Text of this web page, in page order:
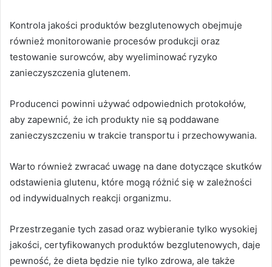
Kontrola jakości produktów bezglutenowych obejmuje
również monitorowanie procesów produkcji oraz
testowanie surowców, aby wyeliminować ryzyko
zanieczyszczenia glutenem.
Producenci powinni używać odpowiednich protokołów,
aby zapewnić, że ich produkty nie są poddawane
zanieczyszczeniu w trakcie transportu i przechowywania.
Warto również zwracać uwagę na dane dotyczące skutków
odstawienia glutenu, które mogą różnić się w zależności
od indywidualnych reakcji organizmu.
Przestrzeganie tych zasad oraz wybieranie tylko wysokiej
jakości, certyfikowanych produktów bezglutenowych, daje
pewność, że dieta będzie nie tylko zdrowa, ale także